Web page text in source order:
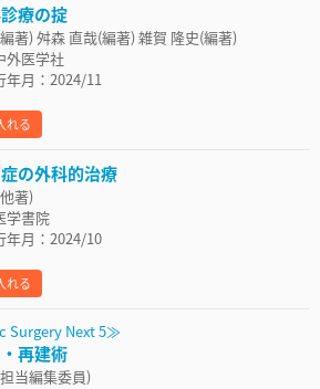
療の掟
著) 舛森 直哉(編著) 雑賀 隆史(編著)
外医学社
年月：2024/11
れる
の外科的治療
著)
学書院
年月：2024/10
れる
Surgery Next 5≫
再建術
当編集委員)